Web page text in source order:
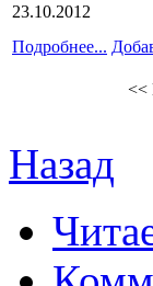
23.10.2012
Подробнее...
<<
Назад